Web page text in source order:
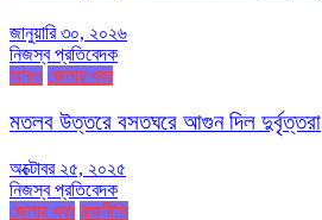
জানুয়ারি ৩০, ২০২৬
নিজস্ব প্রতিবেদক
আরও জেলার খবর
মতলব উত্তরে বসতঘরে আগুন দিল দুর্বৃত্তরা
অক্টোবর ২৫, ২০২৫
নিজস্ব প্রতিবেদক
জেলার খবর রাজনীতি